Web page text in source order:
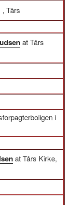
, Tårs
at Tårs
i
at Tårs Kirke,